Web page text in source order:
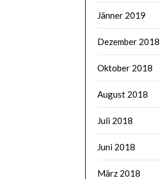
Jänner 2019
Dezember 2018
Oktober 2018
August 2018
Juli 2018
Juni 2018
März 2018